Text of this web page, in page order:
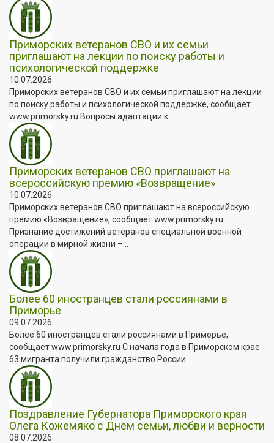
Приморских ветеранов СВО и их семьи
приглашают на лекции по поиску работы и
психологической поддержке
10.07.2026
Приморских ветеранов СВО и их семьи приглашают на лекции
по поиску работы и психологической поддержке, сообщает
www.primorsky.ru Вопросы адаптации к...
Приморских ветеранов СВО приглашают на
всероссийскую премию «Возвращение»
10.07.2026
Приморских ветеранов СВО приглашают на всероссийскую
премию «Возвращение», сообщает www.primorsky.ru
Признание достижений ветеранов специальной военной
операции в мирной жизни –...
Более 60 иностранцев стали россиянами в
Приморье
09.07.2026
Более 60 иностранцев стали россиянами в Приморье,
сообщает www.primorsky.ru С начала года в Приморском крае
63 мигранта получили гражданство России.
Поздравление Губернатора Приморского края
Олега Кожемяко с Днём семьи, любви и верности
08.07.2026